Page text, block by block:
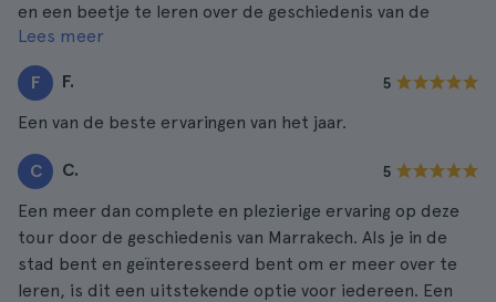
en een beetje te leren over de geschiedenis van de
plaats.
Lees meer
F F. 5
Een van de beste ervaringen van het jaar.
C C. 5
Een meer dan complete en plezierige ervaring op deze
tour door de geschiedenis van Marrakech. Als je in de
stad bent en geïnteresseerd bent om er meer over te
leren, is dit een uitstekende optie voor iedereen. Een